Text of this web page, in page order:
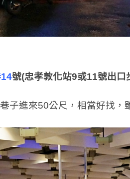
號(忠孝敦化站9或11號出口
子進來50公尺，相當好找，